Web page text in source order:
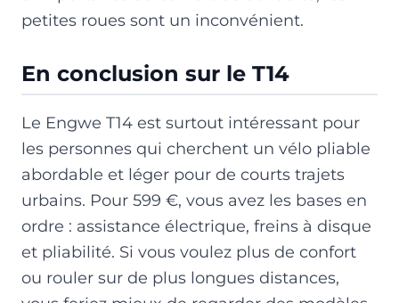
petites roues sont un inconvénient.
En conclusion sur le T14
Le Engwe T14 est surtout intéressant pour
les personnes qui cherchent un vélo pliable
abordable et léger pour de courts trajets
urbains. Pour 599 €, vous avez les bases en
ordre : assistance électrique, freins à disque
et pliabilité. Si vous voulez plus de confort
ou rouler sur de plus longues distances,